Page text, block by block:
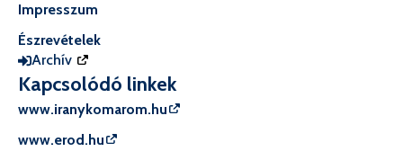
Impresszum
Észrevételek
Archív
Kapcsolódó linkek
www.iranykomarom.hu
www.erod.hu